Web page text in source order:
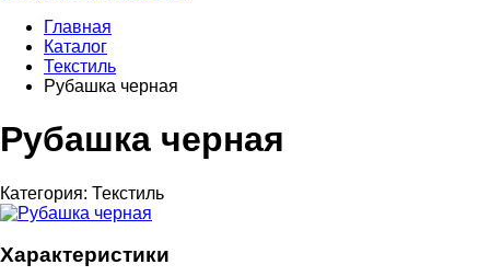
Главная
Каталог
Текстиль
Рубашка черная
Рубашка черная
Категория: Текстиль
Характеристики